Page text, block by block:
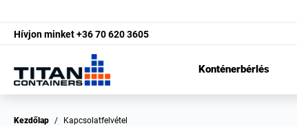
Hívjon minket+36 70 620 3605
Konténerbérlés
Kezdőlap / Kapcsolatfelvétel